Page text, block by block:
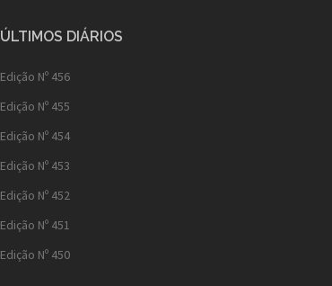
ÚLTIMOS DIÁRIOS
Edição Nº 456
Edição Nº 455
Edição Nº 454
Edição Nº 453
Edição Nº 452
Edição Nº 451
Edição Nº 450